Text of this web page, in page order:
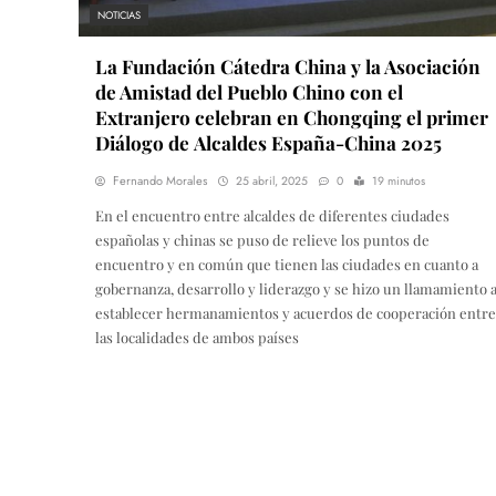
NOTICIAS
La Fundación Cátedra China y la Asociación
de Amistad del Pueblo Chino con el
Extranjero celebran en Chongqing el primer
Diálogo de Alcaldes España-China 2025
Fernando Morales 25 abril, 2025 0 19 minutos
En el encuentro entre alcaldes de diferentes ciudades
españolas y chinas se puso de relieve los puntos de
encuentro y en común que tienen las ciudades en cuanto a
gobernanza, desarrollo y liderazgo y se hizo un llamamiento a
establecer hermanamientos y acuerdos de cooperación entre
las localidades de ambos países